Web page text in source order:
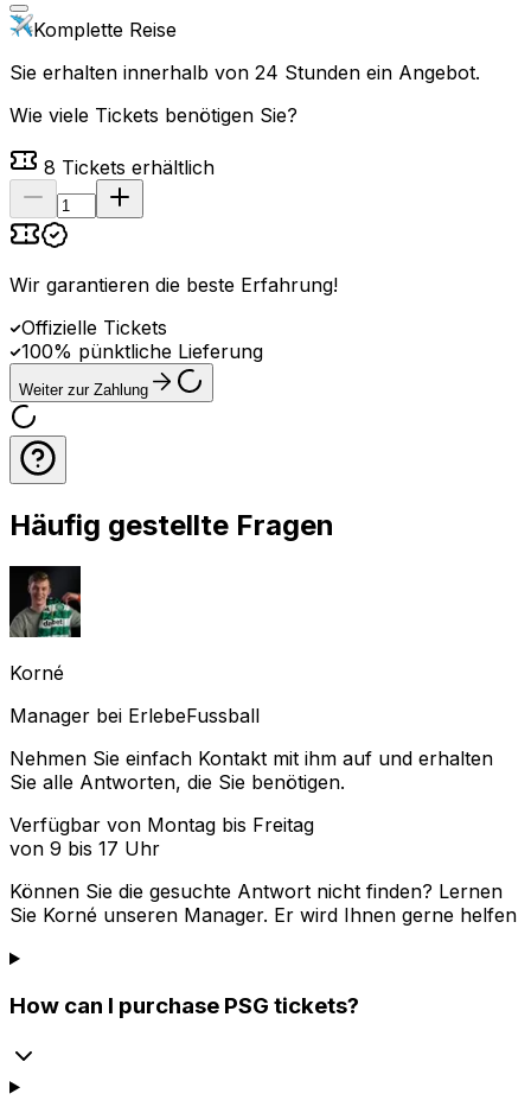
Komplette Reise
Sie erhalten innerhalb von 24 Stunden ein Angebot.
Wie viele Tickets benötigen Sie?
8 Tickets erhältlich
Wir garantieren die beste Erfahrung!
Offizielle Tickets
100% pünktliche Lieferung
Weiter zur Zahlung
Häufig gestellte Fragen
Korné
Manager bei ErlebeFussball
Nehmen Sie einfach Kontakt mit ihm auf und erhalten
Sie alle Antworten, die Sie benötigen.
Verfügbar von Montag bis Freitag
von 9 bis 17 Uhr
Können Sie die gesuchte Antwort nicht finden? Lernen
Sie Korné unseren Manager. Er wird Ihnen gerne helfen
How can I purchase PSG tickets?